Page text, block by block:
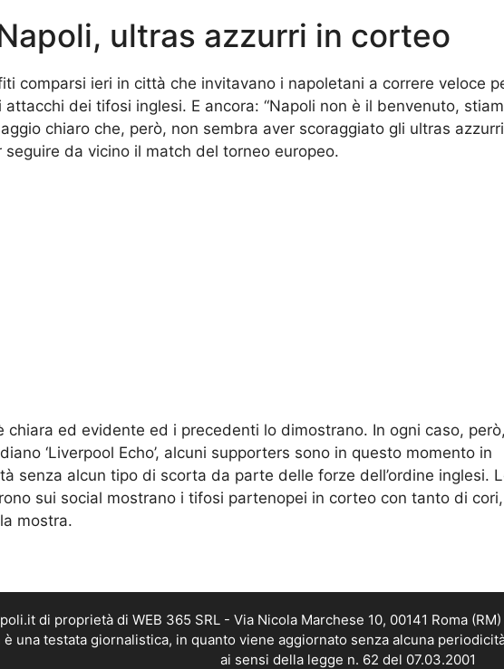
ultras azzurri in corteo
comparsi ieri in città che invitavano i napoletani a correre veloce
dei tifosi inglesi. E ancora: “Napoli non è il benvenuto,
chiaro che, però, non sembra aver scoraggiato gli ultras azzurri
da vicino il match del torneo europeo.
chiara ed evidente ed i precedenti lo dimostrano. In ogni caso, però,
‘Liverpool Echo’, alcuni supporters sono in questo momento in
senza alcun tipo di scorta da parte delle forze dell’ordine inglesi.
sui social mostrano i tifosi partenopei in corteo con tanto di cori,
mostra.
di proprietà di WEB 365 SRL - Via Nicola Marchese 10, 00141 Roma
una testata giornalistica, in quanto viene aggiornato senza alcuna
ai sensi della legge n. 62 del 07.03.2001